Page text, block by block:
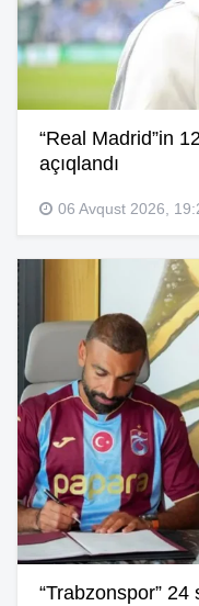
“Real Madrid”in
açıqlandı
06 Avqust 2026,
“Trabzonspor”